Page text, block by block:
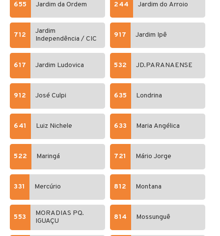
655 Jardim da Ordem 244 Jardim do Arroio
712
Jardim
Independência / CIC
917 Jardim Ipê
617 Jardim Ludovica 532 JD.PARANAENSE
912 José Culpi 635 Londrina
641 Luiz Nichele 633 Maria Angélica
522 Maringá 721 Mário Jorge
331 Mercúrio 812 Montana
553
MORADIAS PQ.
IGUAÇU
814 Mossunguê